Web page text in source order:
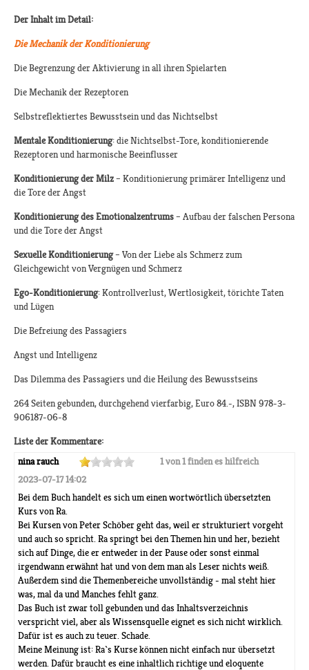
Der Inhalt im Detail:
Die Mechanik der Konditionierung
Die Begrenzung der Aktivierung in all ihren Spielarten
Die Mechanik der Rezeptoren
Selbstreflektiertes Bewusstsein und das Nichtselbst
Mentale Konditionierung: die Nichtselbst-Tore, konditionierende
Rezeptoren und harmonische Beeinflusser
Konditionierung der Milz– Konditionierung primärer Intelligenz und
die Tore der Angst
Konditionierung des Emotionalzentrums– Aufbau der falschen Persona
und die Tore der Angst
Sexuelle Konditionierung– Von der Liebe als Schmerz zum
Gleichgewicht von Vergnügen und Schmerz
Ego-Konditionierung: Kontrollverlust, Wertlosigkeit, törichte Taten
und Lügen
Die Befreiung des Passagiers
Angst und Intelligenz
Das Dilemma des Passagiers und die Heilung des Bewusstseins
264 Seiten gebunden, durchgehend vierfarbig, Euro 84.-, ISBN 978-3-
906187-06-8
Liste der Kommentare:
nina rauch
1 von 1 finden es hilfreich
2023-07-17 14:02
Bei dem Buch handelt es sich um einen wortwörtlich übersetzten
Kurs von Ra.
Bei Kursen von Peter Schöber geht das, weil er strukturiert vorgeht
und auch so spricht. Ra springt bei den Themen hin und her, bezieht
sich auf Dinge, die er entweder in der Pause oder sonst einmal
irgendwann erwähnt hat und von dem man als Leser nichts weiß.
Außerdem sind die Themenbereiche unvollständig - mal steht hier
was, mal da und Manches fehlt ganz.
Das Buch ist zwar toll gebunden und das Inhaltsverzeichnis
verspricht viel, aber als Wissensquelle eignet es sich nicht wirklich.
Dafür ist es auch zu teuer. Schade.
Meine Meinung ist: Ra`s Kurse können nicht einfach nur übersetzt
werden. Dafür braucht es eine inhaltlich richtige und eloquente